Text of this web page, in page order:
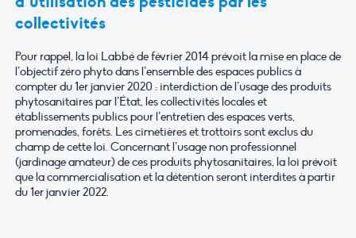
collectivités
Pour rappel, la loi Labbé de février 2014 prévoit la mise en place de
l’objectif zéro phyto dans l’ensemble des espaces publics à
compter du 1er janvier 2020 : interdiction de l’usage des produits
phytosanitaires par l’État, les collectivités locales et
établissements publics pour l’entretien des espaces verts,
promenades, forêts. Les cimetières et trottoirs sont exclus du
champ de cette loi. Concernant l’usage non professionnel
(jardinage amateur) de ces produits phytosanitaires, la loi prévoit
que la commercialisation et la détention seront interdites à partir
du 1er janvier 2022.